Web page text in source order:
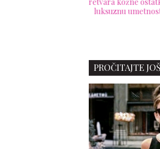
Chanel izaziva
Supermenom: Da
PROČITAJTE JOŠ